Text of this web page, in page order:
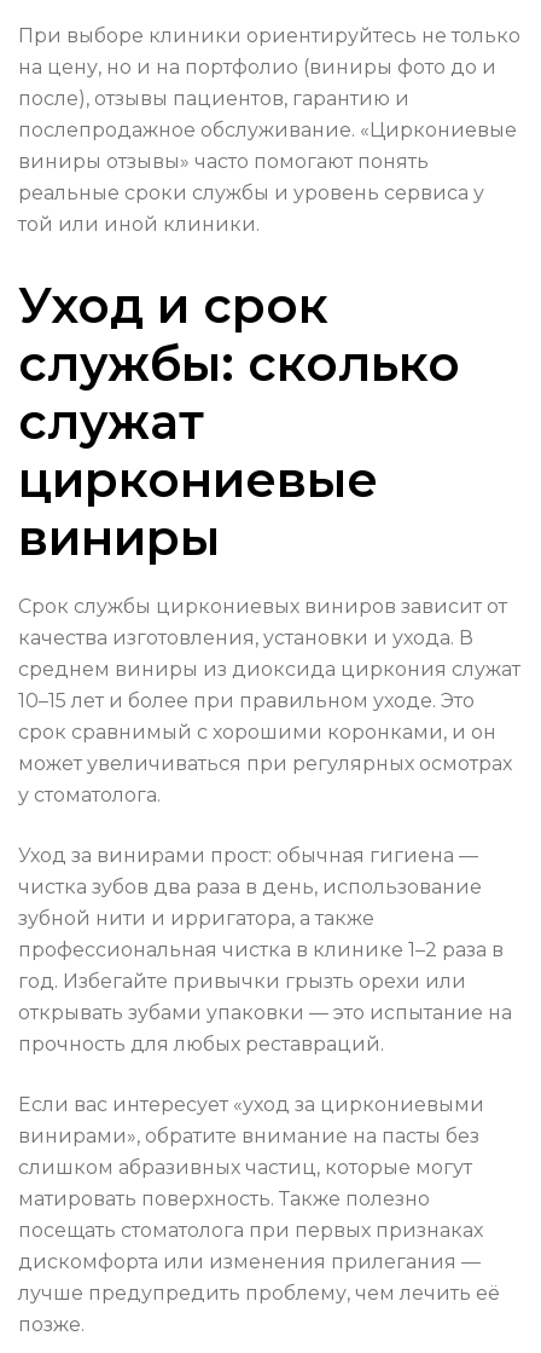
При выборе клиники ориентируйтесь не только
на цену, но и на портфолио (виниры фото до и
после), отзывы пациентов, гарантию и
послепродажное обслуживание. «Циркониевые
виниры отзывы» часто помогают понять
реальные сроки службы и уровень сервиса у
той или иной клиники.
Уход и срок
службы: сколько
служат
циркониевые
виниры
Срок службы циркониевых виниров зависит от
качества изготовления, установки и ухода. В
среднем виниры из диоксида циркония служат
10–15 лет и более при правильном уходе. Это
срок сравнимый с хорошими коронками, и он
может увеличиваться при регулярных осмотрах
у стоматолога.
Уход за винирами прост: обычная гигиена —
чистка зубов два раза в день, использование
зубной нити и ирригатора, а также
профессиональная чистка в клинике 1–2 раза в
год. Избегайте привычки грызть орехи или
открывать зубами упаковки — это испытание на
прочность для любых реставраций.
Если вас интересует «уход за циркониевыми
винирами», обратите внимание на пасты без
слишком абразивных частиц, которые могут
матировать поверхность. Также полезно
посещать стоматолога при первых признаках
дискомфорта или изменения прилегания —
лучше предупредить проблему, чем лечить её
позже.